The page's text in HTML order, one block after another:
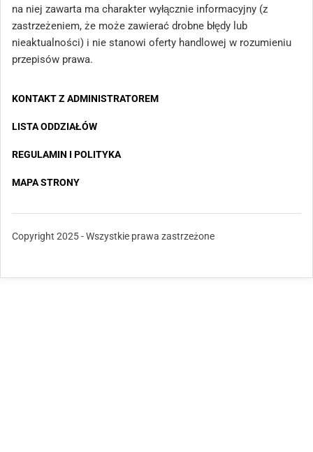
na niej zawarta ma charakter wyłącznie informacyjny (z
zastrzeżeniem, że może zawierać drobne błędy lub
nieaktualności) i nie stanowi oferty handlowej w rozumieniu
przepisów prawa.
KONTAKT Z ADMINISTRATOREM
LISTA ODDZIAŁÓW
REGULAMIN I POLITYKA
MAPA STRONY
Copyright 2025 - Wszystkie prawa zastrzeżone